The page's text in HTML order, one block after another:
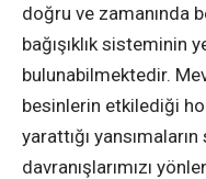
doğru ve zamanında
bağışıklık sisteminin
bulunabilmektedir.
besinlerin etkilediği
yarattığı
davranışlarımızı